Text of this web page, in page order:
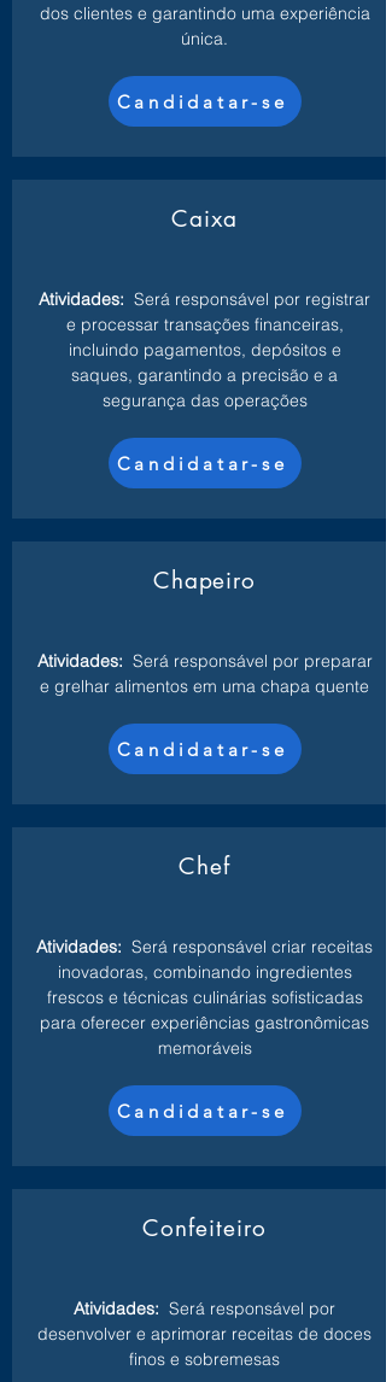
dos clientes e garantindo uma experiência
única.
Candidatar-se
Caixa
Atividades: Será responsável por registrar
e processar transações financeiras,
incluindo pagamentos, depósitos e
saques, garantindo a precisão e a
segurança das operações
Candidatar-se
Chapeiro
Atividades: Será responsável por preparar
e grelhar alimentos em uma chapa quente
Candidatar-se
Chef
Atividades: Será responsável criar receitas
inovadoras, combinando ingredientes
frescos e técnicas culinárias sofisticadas
para oferecer experiências gastronômicas
memoráveis
Candidatar-se
Confeiteiro
Atividades: Será responsável por
desenvolver e aprimorar receitas de doces
finos e sobremesas